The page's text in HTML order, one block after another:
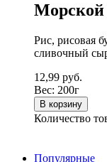
Морской
Рис, рисовая
сливочный
12,99 руб.
Вес: 200г
В корзину
Количество
Популярные